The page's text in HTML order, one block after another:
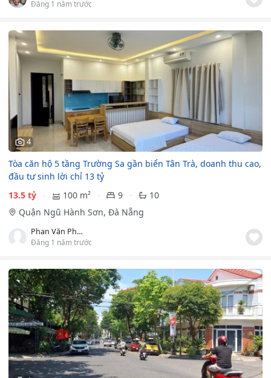
Đăng 1 năm trước
4
Tòa căn hộ 5 tầng Trường Sa gần biển Tân Trà, doanh thu cao,
đầu tư sinh lời chỉ 13 tỷ
13.5 tỷ
100 m² 9
10
Quận Ngũ Hành Sơn, Đà Nẵng
Phan Văn Phước
Đăng 1 năm trước